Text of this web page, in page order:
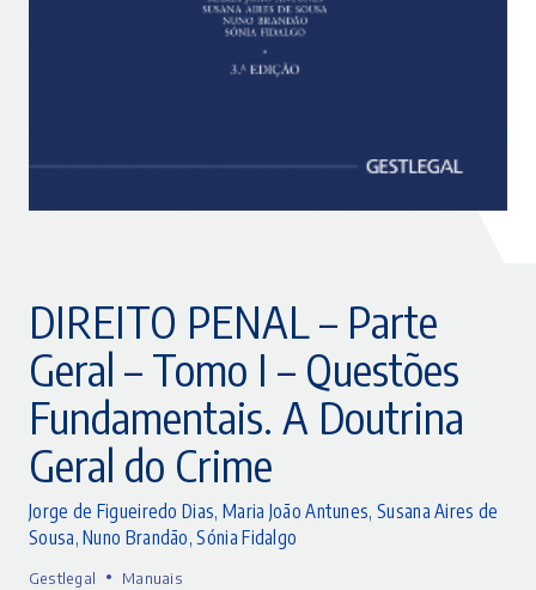
DIREITO PENAL – Parte
Geral – Tomo I – Questões
Fundamentais. A Doutrina
Geral do Crime
Jorge de Figueiredo Dias, Maria João Antunes, Susana Aires de
Sousa,Nuno Brandão,Sónia Fidalgo
Gestlegal • Manuais